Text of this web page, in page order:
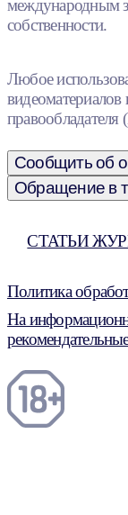
международным
собственности.
Любое
видеоматериалов
Сообщить об
Обращение в
СТАТЬИ
Политика
На